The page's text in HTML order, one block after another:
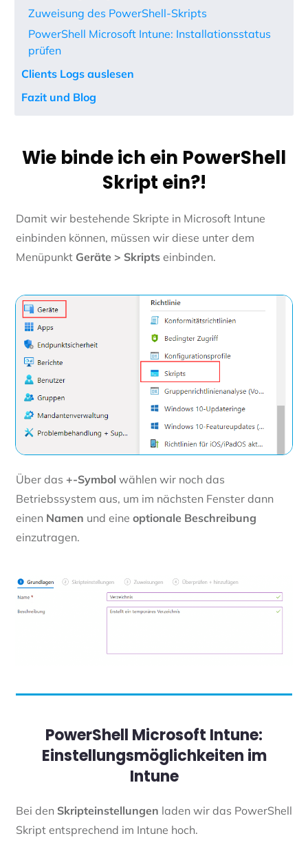
Zuweisung des PowerShell-Skripts
PowerShell Microsoft Intune: Installationsstatus
prüfen
Clients Logs auslesen
Fazit und Blog
Wie binde ich ein PowerShell
Skript ein?!
Damit wir bestehende Skripte in Microsoft Intune
einbinden können, müssen wir diese unter dem
Menüpunkt Geräte > Skripts einbinden.
Über das +-Symbol wählen wir noch das
Betriebssystem aus, um im nächsten Fenster dann
einen Namen und eine optionale Beschreibung
einzutragen.
PowerShell Microsoft Intune:
Einstellungsmöglichkeiten im
Intune
Bei den Skripteinstellungen laden wir das PowerShell
Skript entsprechend im Intune hoch.